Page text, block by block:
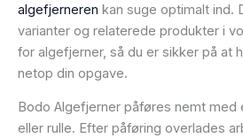
algefjerneren kan suge optimalt ind.
varianter og relaterede produkter i
for algefjerner, så du er sikker på at
netop din opgave.
Bodo Algefjerner påføres nemt med
eller rulle. Efter påføring overlades